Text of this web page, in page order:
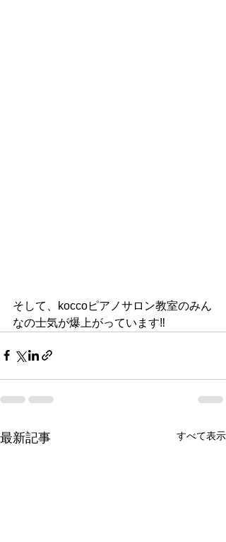
そして、koccoピアノサロン教室のみん
なの士気が爆上がっています‼️
最新記事 すべて表示